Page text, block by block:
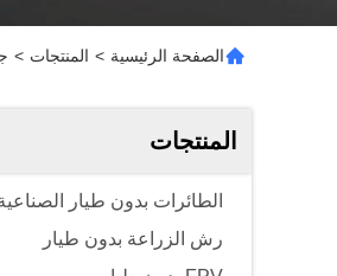
الصفحة الرئيسية > المنتجات >
المنتجات
الطائرات بدون طيار
رش الزراعة بدون طيار